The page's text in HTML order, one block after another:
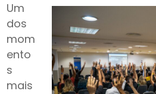
Um
dos
mom
ento
s
mais